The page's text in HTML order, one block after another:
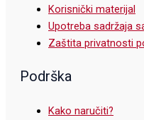
Korisnički materijal
Upotreba sadržaja
Zaštita privatnosti
Podrška
Kako naručiti?